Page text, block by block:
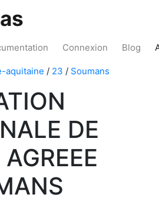
Connexion Blog
aquitaine / 23 / Soumans
DE